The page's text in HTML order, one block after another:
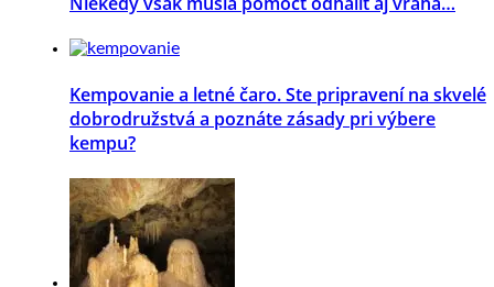
Kempovanie a letné čaro. Ste pripravení na skvelé
dobrodružstvá a poznáte zásady pri výbere
kempu?